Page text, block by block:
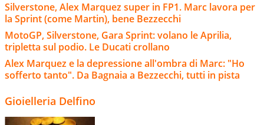
Silverstone, Alex Marquez super in FP1. Marc lavora per
la Sprint (come Martin), bene Bezzecchi
MotoGP, Silverstone, Gara Sprint: volano le Aprilia,
tripletta sul podio. Le Ducati crollano
Alex Marquez e la depressione all'ombra di Marc: "Ho
sofferto tanto". Da Bagnaia a Bezzecchi, tutti in pista
Gioielleria Delfino